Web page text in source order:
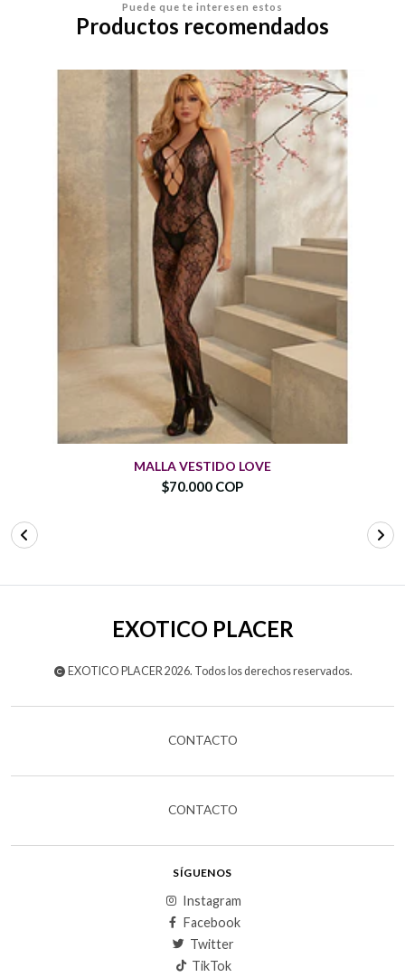
Puede que te interesen estos
Productos recomendados
MALLA VESTIDO LOVE
$70.000 COP
EXOTICO PLACER
EXOTICO PLACER 2026. Todos los derechos reservados.
CONTACTO
CONTACTO
SÍGUENOS
Instagram
Facebook
Twitter
TikTok